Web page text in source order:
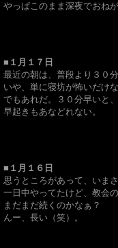
やっぱこのまま深夜でおね
■１月１７日
最近の朝は、普段より３０
いや、単に寝坊が怖いだけ
でもあれだ。３０分早いと
早起きもあなどれない。
■１月１６日
思うところがあって、いま
一日中やってたけど、教会
まだまだ続くのかなぁ？
んー、長い（笑）。